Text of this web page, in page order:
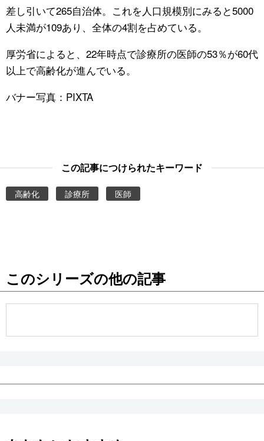
差し引いて265自治体。これを人口規模別にみると5000
人未満が109あり、全体の4割を占めている。
厚労省によると、22年時点で診療所の医師の53％が60代
以上で高齢化が進んでいる。
バナー写真：PIXTA
この記事につけられたキーワード
高齢化 診療所 医師
このシリーズの他の記事